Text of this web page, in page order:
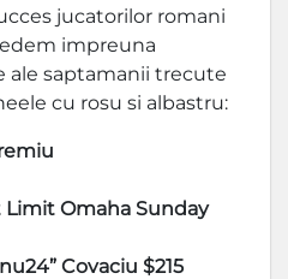
jucatorilor romani
impreuna
ale saptamanii trecute
cu rosu si albastru:
Limit Omaha Sunday
Covaciu $215